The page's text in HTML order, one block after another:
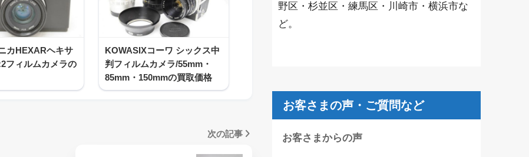
カHEXARヘキサ
フィルムカメラの
KOWASIXコーワ シックス中
判フィルムカメラ/55mm・
85mm・150mmの買取価格
次の記事
野区・杉並区・練馬区・川崎市・横浜市な
ど。
お客さまの声・ご質問など
お客さまからの声